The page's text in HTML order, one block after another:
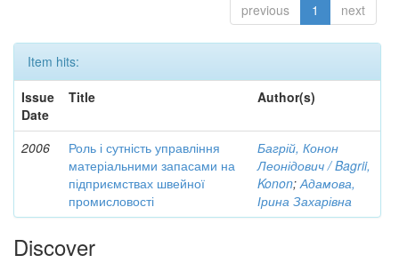
previous 1 next
Item hits:
Issue
Date
Title Author(s)
2006
Роль і сутність управління
матеріальними запасами на
підприємствах швейної
промисловості
Багрій, Конон
Леонідович / Bagrii,
Konon;Адамова,
Ірина Захарівна
Discover